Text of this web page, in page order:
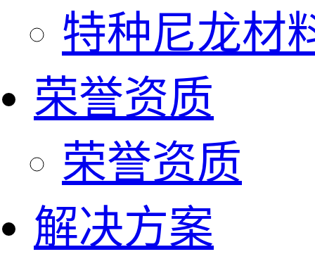
特种尼龙材
荣誉资质
荣誉资质
解决方案